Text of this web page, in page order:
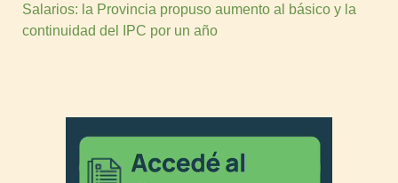
Salarios: la Provincia propuso aumento al básico y la
continuidad del IPC por un año